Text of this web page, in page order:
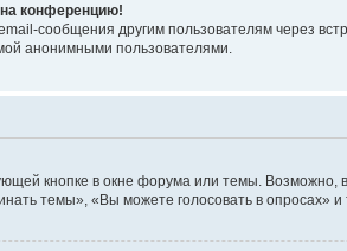
конференцию!
сообщения другим пользователям через
анонимными пользователями.
кнопке в окне форума или темы.
темы», «Вы можете голосовать в опросах» и